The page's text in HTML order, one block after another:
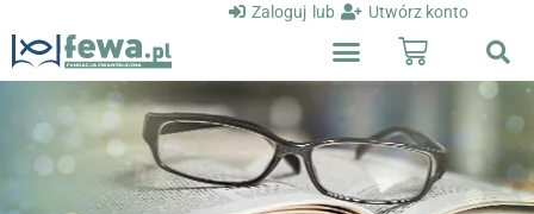
Zaloguj lub Utwórz konto